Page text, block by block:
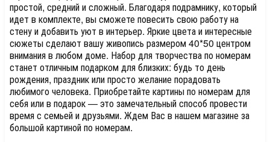
простой, средний и сложный. Благодаря подрамнику, который
идет в комплекте, вы сможете повесить свою работу на
стену и добавить уют в интерьер. Яркие цвета и интересные
сюжеты сделают вашу живопись размером 40*50 центром
внимания в любом доме. Набор для творчества по номерам
станет отличным подарком для близких: будь то день
рождения, праздник или просто желание порадовать
любимого человека. Приобретайте картины по номерам для
себя или в подарок — это замечательный способ провести
время с семьей и друзьями. Ждем Вас в нашем магазине за
большой картиной по номерам.